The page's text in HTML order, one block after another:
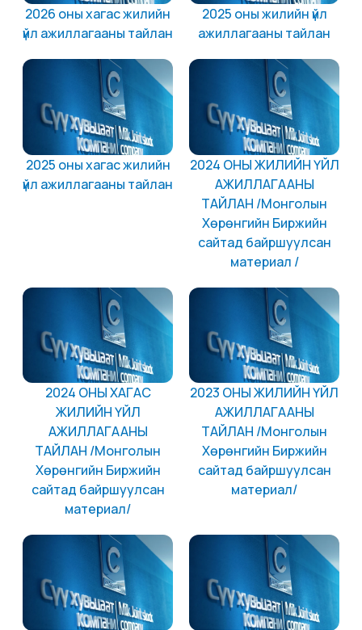
2026 оны хагас жилийн
үйл ажиллагааны тайлан
2025 оны жилийн үйл
ажиллагааны тайлан
2025 оны хагас жилийн
үйл ажиллагааны тайлан
2024 ОНЫ ЖИЛИЙН ҮЙЛ
АЖИЛЛАГААНЫ
ТАЙЛАН /Монголын
Хөрөнгийн Биржийн
сайтад байршуулсан
материал /
2024 ОНЫ ХАГАС
ЖИЛИЙН ҮЙЛ
АЖИЛЛАГААНЫ
ТАЙЛАН /Монголын
Хөрөнгийн Биржийн
сайтад байршуулсан
материал/
2023 ОНЫ ЖИЛИЙН ҮЙЛ
АЖИЛЛАГААНЫ
ТАЙЛАН /Монголын
Хөрөнгийн Биржийн
сайтад байршуулсан
материал/